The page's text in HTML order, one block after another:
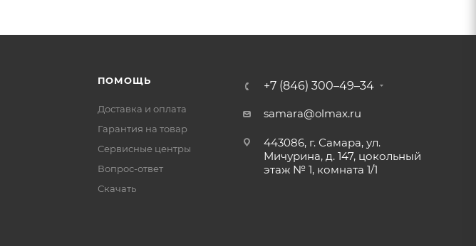
ПОМОЩЬ
Доставка и оплата
Гарантия на товар
Сервисные центры
Вопрос-ответ
Скачать
+7 (846) 300–49–34
samara@olmax.ru
443086, г. Самара, ул.
Мичурина, д. 147, цокольный
этаж № 1, комната 1/1